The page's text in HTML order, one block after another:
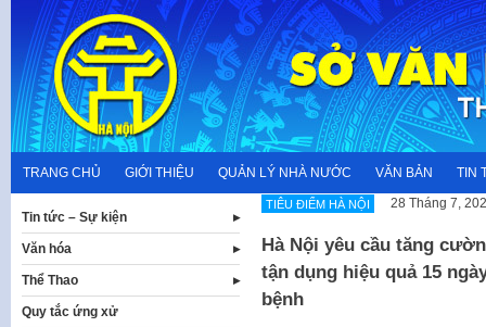
content
TRANG CHỦ GIỚI THIỆU QUẢN LÝ NHÀ NƯỚC VĂN BẢN TIN
TIÊU ĐIỂM HÀ NỘI 28 Tháng 7,
Hà Nội yêu cầu tăng
tận dụng hiệu quả 15
bệnh
Tin tức – Sự kiện
Văn hóa
Thể Thao
Quy tắc ứng xử